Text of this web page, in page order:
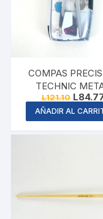
COMPAS
TECHNIC
L121.10 Original
price
was:
L121.10.
L
AÑADIR AL